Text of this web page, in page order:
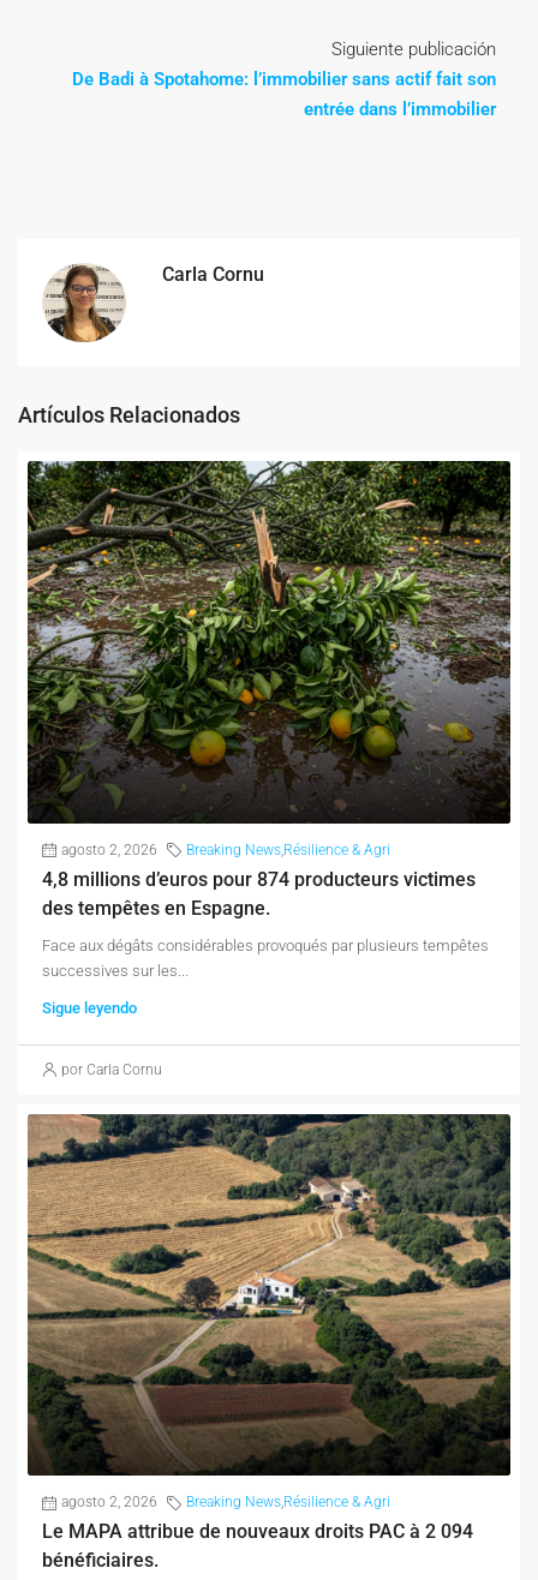
Siguiente publicación
De Badi à Spotahome: l’immobilier sans actif fait son
entrée dans l’immobilier
Carla Cornu
Artículos Relacionados
agosto 2, 2026 Breaking News,Résilience & Agri
4,8 millions d’euros pour 874 producteurs victimes
des tempêtes en Espagne.
Face aux dégâts considérables provoqués par plusieurs tempêtes
successives sur les...
Sigue leyendo
por Carla Cornu
agosto 2, 2026 Breaking News,Résilience & Agri
Le MAPA attribue de nouveaux droits PAC à 2 094
bénéficiaires.